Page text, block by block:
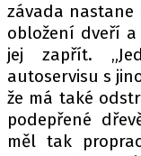
závada nastane
obložení dveří
jej zapřít.
autoservisu s
že má také
podepřené
měl tak